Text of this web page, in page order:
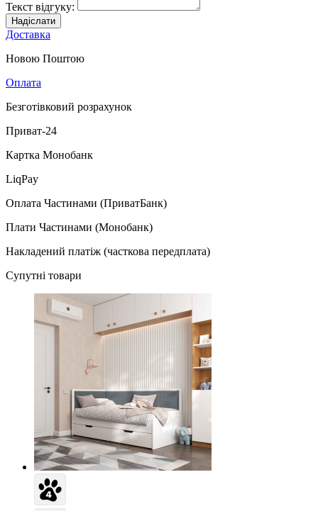
Текст відгуку:
Надіслати
Доставка
Новою Поштою
Оплата
Безготівковий розрахунок
Приват-24
Картка Монобанк
LiqPay
Оплата Частинами (ПриватБанк)
Плати Частинами (Монобанк)
Накладений платіж (часткова передплата)
Супутні товари